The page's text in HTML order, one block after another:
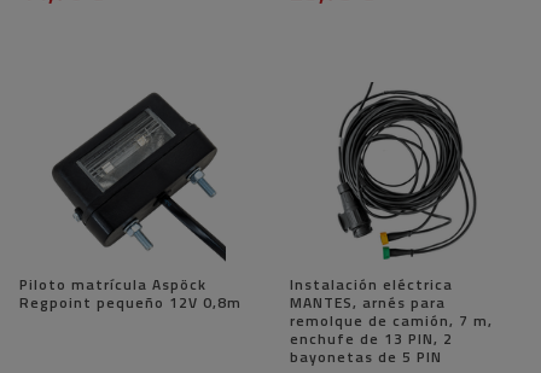
Piloto matrícula Aspöck
Regpoint pequeño 12V 0,8m
Instalación eléctrica
MANTES, arnés para
remolque de camión, 7 m,
enchufe de 13 PIN, 2
bayonetas de 5 PIN